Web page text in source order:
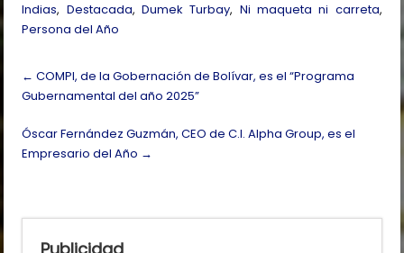
Indias, Destacada,Dumek Turbay, Ni maqueta ni carreta,
Persona del Año
Post
navigation
← COMPI, de la Gobernación de Bolívar, es el “Programa
Gubernamental del año 2025”
Óscar Fernández Guzmán, CEO de C.I. Alpha Group, es el
Empresario del Año →